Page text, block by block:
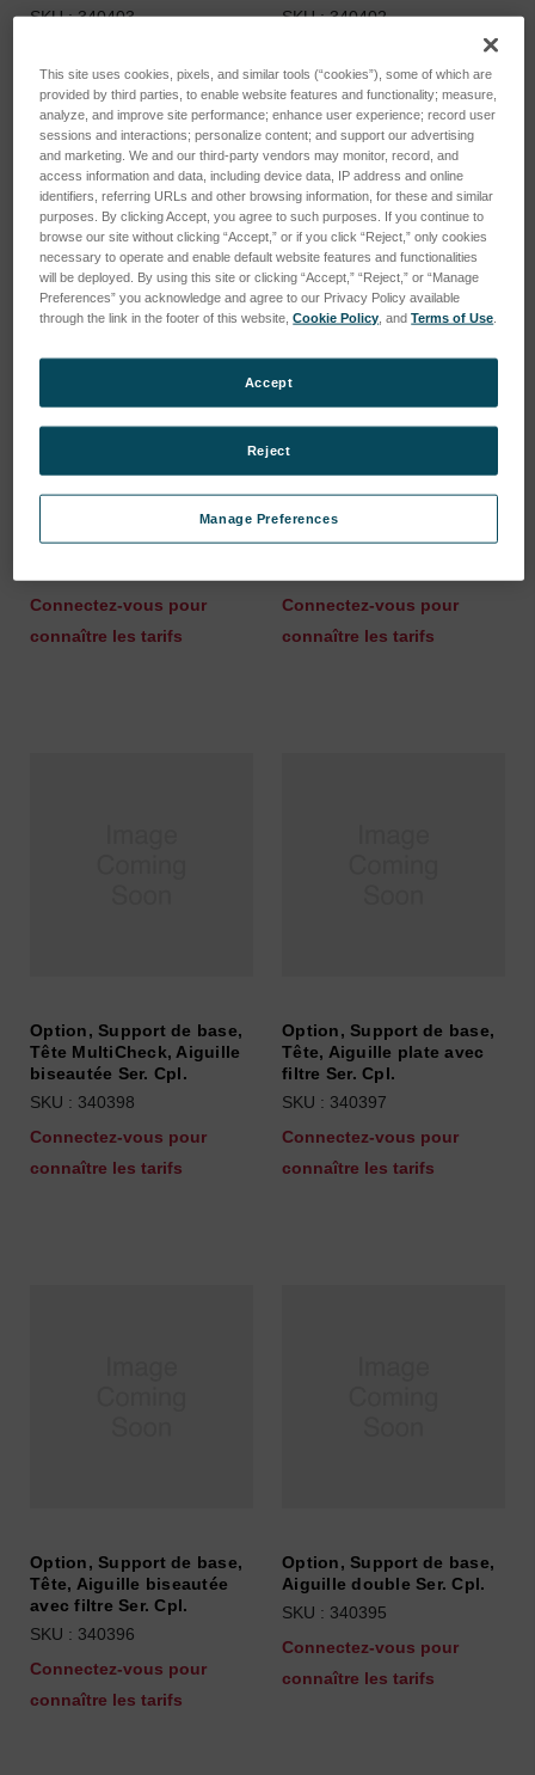
SKU : 340403
connaître les tarifs
SKU : 340402
connaître les tarifs
Option, Plaque de
maintien ASTM, Tête,
Aiguille biseautée Ser.
Cpl.
Connectez-vous pour
connaître les tarifs
Option, Plaque de
maintien ASTM, Tête
MultiCheck, Aiguille
biseautée Ser. Cp
Connectez-vous pour
connaître les tarifs
Option, Support de base,
Tête MultiCheck, Aiguille
biseautée Ser. Cpl.
SKU : 340398
Connectez-vous pour
connaître les tarifs
Option, Support de base,
Tête, Aiguille plate avec
filtre Ser. Cpl.
SKU : 340397
Connectez-vous pour
connaître les tarifs
Option, Support de base,
Tête, Aiguille biseautée
avec filtre Ser. Cpl.
SKU : 340396
Connectez-vous pour
connaître les tarifs
Option, Support de base,
Aiguille double Ser. Cpl.
SKU : 340395
Connectez-vous pour
connaître les tarifs
This site uses cookies, pixels, and similar tools (“cookies”), some of which are
provided by third parties, to enable website features and functionality; measure,
analyze, and improve site performance; enhance user experience; record user
sessions and interactions; personalize content; and support our advertising
and marketing. We and our third-party vendors may monitor, record, and
access information and data, including device data, IP address and online
identifiers, referring URLs and other browsing information, for these and similar
purposes. By clicking Accept, you agree to such purposes. If you continue to
browse our site without clicking “Accept,” or if you click “Reject,” only cookies
necessary to operate and enable default website features and functionalities
will be deployed. By using this site or clicking “Accept,” “Reject,” or “Manage
Preferences” you acknowledge and agree to our Privacy Policy available
through the link in the footer of this website,Cookie Policy , andTerms of Use
Manage Preferences
Reject
Accept